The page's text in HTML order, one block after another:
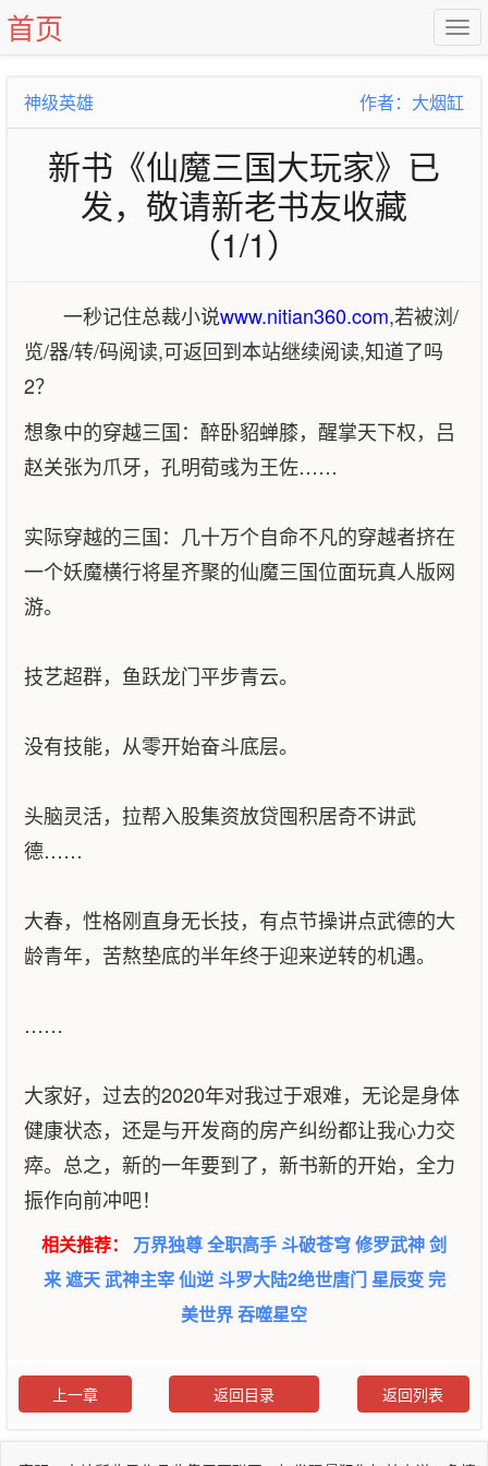
首页
神级英雄 作者：大烟缸
新书《仙魔三国大玩家》已
发，敬请新老书友收藏
（1/1）
一秒记住总裁小说www.nitian360.com,若被浏/
览/器/转/码阅读,可返回到本站继续阅读,知道了吗
2？
想象中的穿越三国：醉卧貂蝉膝，醒掌天下权，吕
赵关张为爪牙，孔明荀彧为王佐……
实际穿越的三国：几十万个自命不凡的穿越者挤在
一个妖魔横行将星齐聚的仙魔三国位面玩真人版网
游。
技艺超群，鱼跃龙门平步青云。
没有技能，从零开始奋斗底层。
头脑灵活，拉帮入股集资放贷囤积居奇不讲武
德……
大春，性格刚直身无长技，有点节操讲点武德的大
龄青年，苦熬垫底的半年终于迎来逆转的机遇。
……
大家好，过去的2020年对我过于艰难，无论是身体
健康状态，还是与开发商的房产纠纷都让我心力交
瘁。总之，新的一年要到了，新书新的开始，全力
振作向前冲吧！
相关推荐： 万界独尊全职高手 斗破苍穹修罗武神剑
来遮天武神主宰仙逆 斗罗大陆2绝世唐门星辰变 完
美世界吞噬星空
上一章 返回目录 返回列表